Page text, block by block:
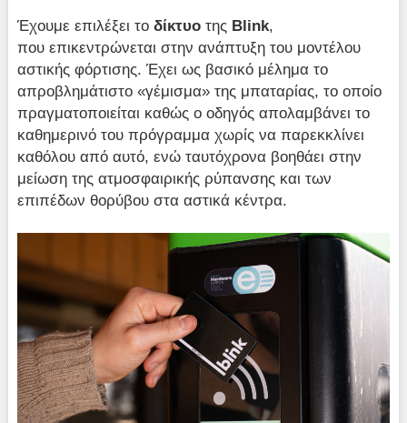
Έχουμε επιλέξει τοδίκτυοτης Blink,
που επικεντρώνεται στην ανάπτυξη του μοντέλου
αστικής φόρτισης. Έχει ως βασικό μέλημα το
απροβλημάτιστο «γέμισμα» της μπαταρίας, το οποίο
πραγματοποιείται καθώς ο οδηγός απολαμβάνει το
καθημερινό του πρόγραμμα χωρίς να παρεκκλίνει
καθόλου από αυτό, ενώ ταυτόχρονα βοηθάει στην
μείωση της ατμοσφαιρικής ρύπανσης και των
επιπέδων θορύβου στα αστικά κέντρα.